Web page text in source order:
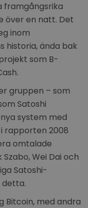
framgångsrika
över en natt. Det
inom
historia, ända bak
som B-
gruppen – som
Satoshi
system med
rapporten 2008
omtalade
Wei Dai och
Satoshi-
detta.
Bitcoin, med andra